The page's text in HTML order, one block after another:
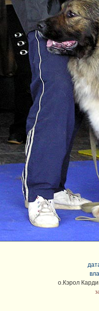
о.Кэрол